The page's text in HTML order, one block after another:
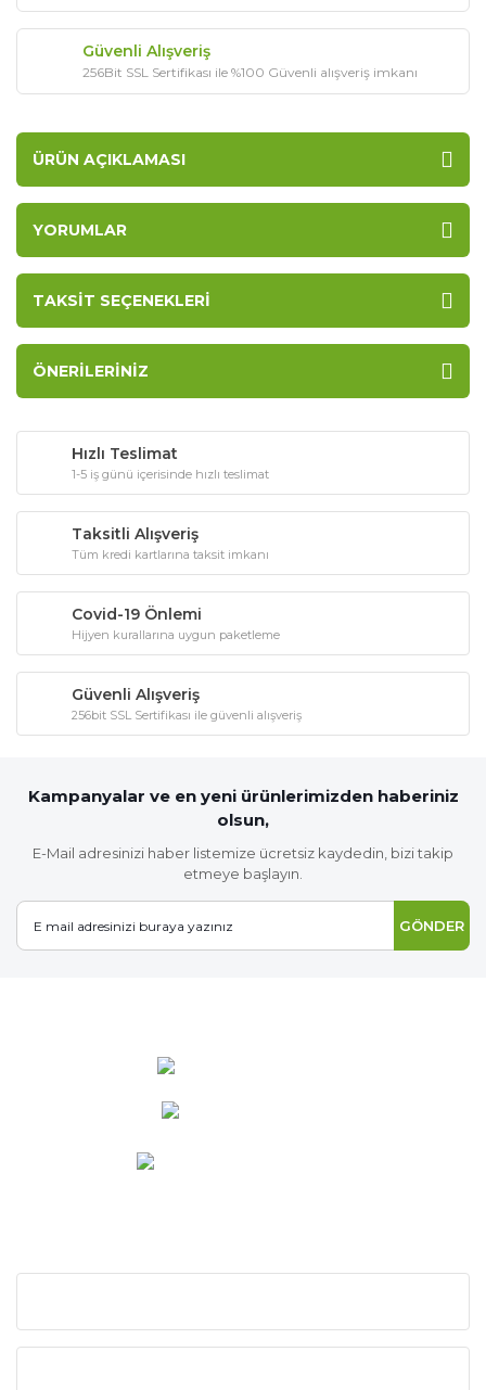
Güvenli Alışveriş
256Bit SSL Sertifikası ile %100 Güvenli alışveriş imkanı
ÜRÜN AÇIKLAMASI
YORUMLAR
TAKSIT SEÇENEKLERI
ÖNERILERINIZ
Hızlı Teslimat
1-5 iş günü içerisinde hızlı teslimat
Taksitli Alışveriş
Tüm kredi kartlarına taksit imkanı
Covid-19 Önlemi
Hijyen kurallarına uygun paketleme
Güvenli Alışveriş
256bit SSL Sertifikası ile güvenli alışveriş
Kampanyalar ve en yeni ürünlerimizden haberiniz
olsun,
E-Mail adresinizi haber listemize ücretsiz kaydedin, bizi takip
etmeye başlayın.
GÖNDER